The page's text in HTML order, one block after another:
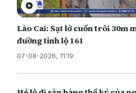
Lào Cai: Sạt lở cuốn trôi 30m
đường tỉnh lộ 161
07-08-2026, 11:19